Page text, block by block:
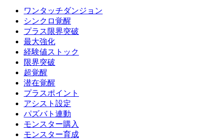
ワンタッチダンジョン
シンクロ覚醒
プラス限界突破
最大強化
経験値ストック
限界突破
超覚醒
潜在覚醒
プラスポイント
アシスト設定
パズバト連動
モンスター購入
モンスター育成